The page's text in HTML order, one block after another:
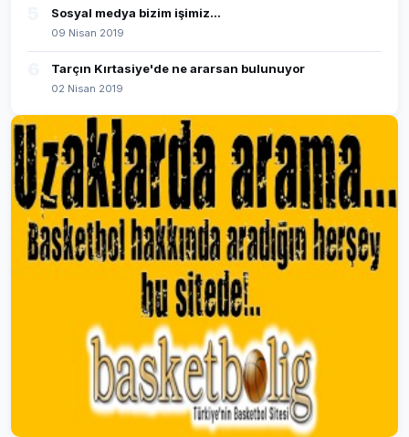
Sosyal medya bizim işimiz...
09 Nisan 2019
Tarçın Kırtasiye'de ne ararsan bulunuyor
02 Nisan 2019